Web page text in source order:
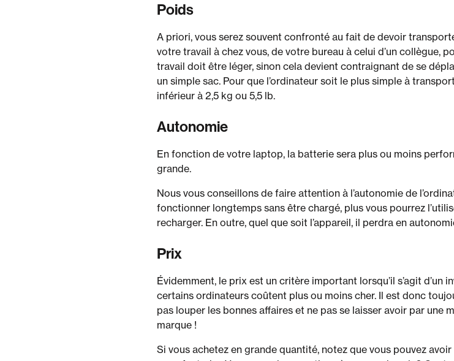
Poids
A priori, vous serez souvent confronté au fait de devoir
votre travail à chez vous, de votre bureau à celui d’un collègue,
travail doit être léger, sinon cela devient contraignant de se
un simple sac. Pour que l’ordinateur soit le plus simple à
inférieur à 2,5 kg ou 5,5 lb.
Autonomie
En fonction de votre laptop, la batterie sera plus ou moins
grande.
Nous vous conseillons de faire attention à l’autonomie de
fonctionner longtemps sans être chargé, plus vous pourrez
recharger. En outre, quel que soit l’appareil, il perdra en
Prix
Évidemment, le prix est un critère important lorsqu’il s’agit d’un
certains ordinateurs coûtent plus ou moins cher. Il est donc
pas louper les bonnes affaires et ne pas se laisser avoir par une
marque !
Si vous achetez en grande quantité, notez que vous pouvez